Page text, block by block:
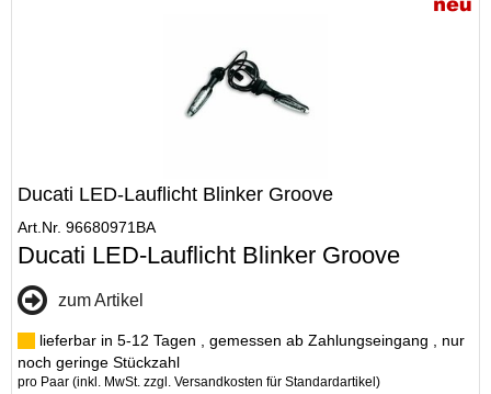
Ducati LED-Lauflicht Blinker Groove
Art.Nr. 96680971BA
Ducati LED-Lauflicht Blinker Groove
zum Artikel
lieferbar in 5-12 Tagen , gemessen ab Zahlungseingang , nur
noch geringe Stückzahl
pro Paar (inkl. MwSt. zzgl. Versandkosten für Standardartikel)